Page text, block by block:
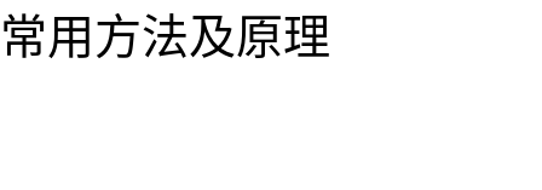
常用方法及原理